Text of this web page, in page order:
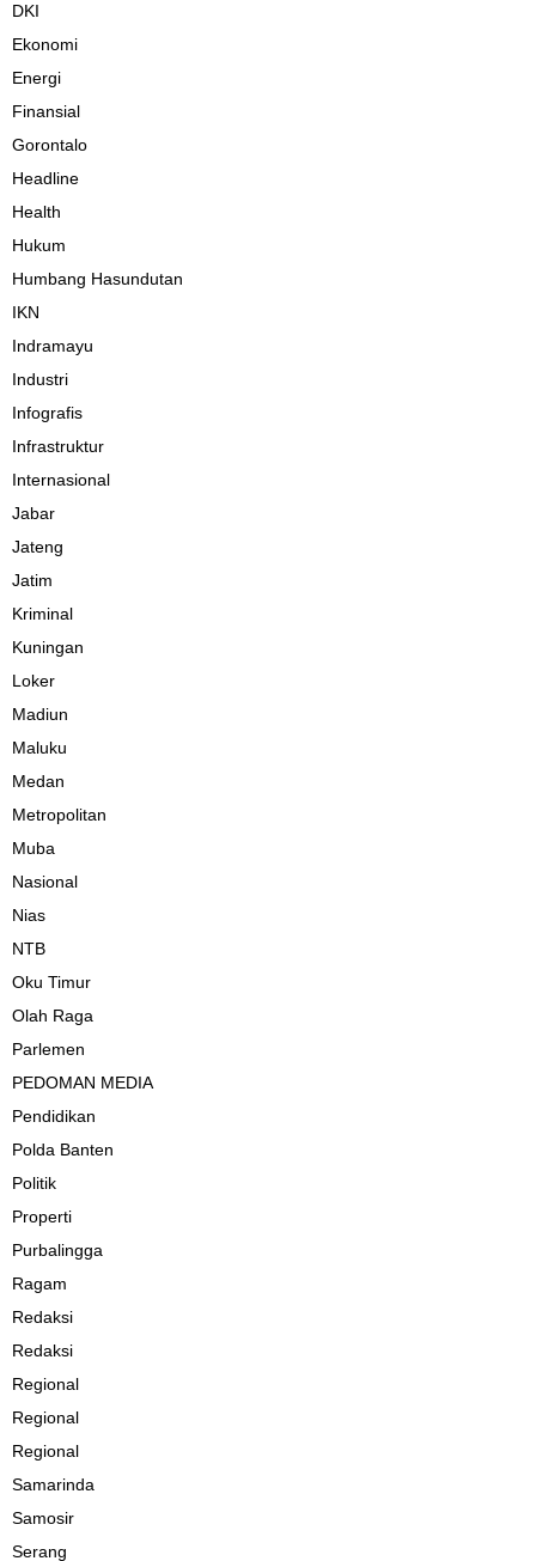
DKI
Ekonomi
Energi
Finansial
Gorontalo
Headline
Health
Hukum
Humbang Hasundutan
IKN
Indramayu
Industri
Infografis
Infrastruktur
Internasional
Jabar
Jateng
Jatim
Kriminal
Kuningan
Loker
Madiun
Maluku
Medan
Metropolitan
Muba
Nasional
Nias
NTB
Oku Timur
Olah Raga
Parlemen
PEDOMAN MEDIA
Pendidikan
Polda Banten
Politik
Properti
Purbalingga
Ragam
Redaksi
Redaksi
Regional
Regional
Regional
Samarinda
Samosir
Serang